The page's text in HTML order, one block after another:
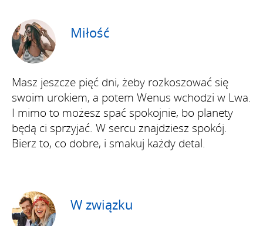
Miłość
Masz jeszcze pięć dni, żeby rozkoszować się
swoim urokiem, a potem Wenus wchodzi w Lwa.
I mimo to możesz spać spokojnie, bo planety
będą ci sprzyjać. W sercu znajdziesz spokój.
Bierz to, co dobre, i smakuj każdy detal.
W związku